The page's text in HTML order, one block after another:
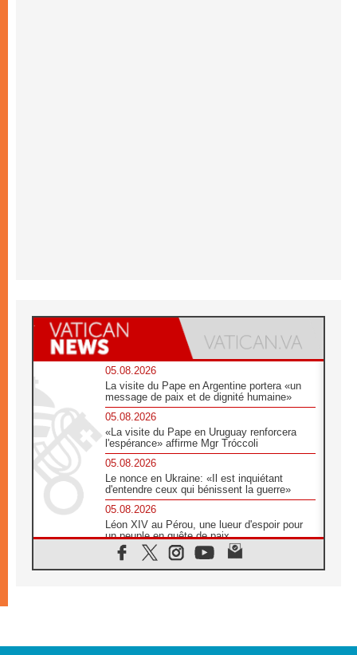
05.08.2026
La visite du Pape en Argentine portera «un
message de paix et de dignité humaine»
05.08.2026
«La visite du Pape en Uruguay renforcera
l'espérance» affirme Mgr Tróccoli
05.08.2026
Le nonce en Ukraine: «Il est inquiétant
d'entendre ceux qui bénissent la guerre»
05.08.2026
Léon XIV au Pérou, une lueur d'espoir pour
un peuple en quête de paix
05.08.2026
SCEAM: L'Église en Afrique vers